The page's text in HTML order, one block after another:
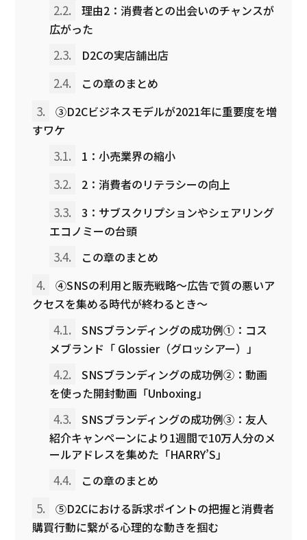
2.2.
理由2：消費者との出会いのチャンスが
広がった
2.3. D2Cの実店舗出店
2.4. この章のまとめ
3.
③D2Cビジネスモデルが2021年に重要度を増
すワケ
3.1. 1：小売業界の縮小
3.2. 2：消費者のリテラシーの向上
3.3.
3：サブスクリプションやシェアリング
エコノミーの台頭
3.4. この章のまとめ
4.
④SNSの利用と販売戦略〜広告で質の悪いア
クセスを集める時代が終わるとき〜
4.1.
SNSブランディングの成功例①：コス
メブランド「 Glossier（グロッシアー）」
4.2.
SNSブランディングの成功例②：動画
を使った開封動画「Unboxing」
4.3.
SNSブランディングの成功例③：友人
紹介キャンペーンにより1週間で10万人分のメ
ールアドレスを集めた「HARRY’S」
4.4. この章のまとめ
5.
⑤D2Cにおける訴求ポイントの把握と消費者
購買行動に繋がる心理的な動きを掴む